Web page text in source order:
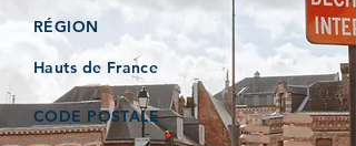
RÉGION
Hauts de France
CODE POSTALE